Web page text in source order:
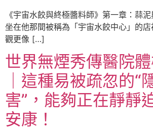
《宇宙水餃與終極醬料師》第一章：蒜
坐在他那間被稱為「宇宙水餃中心」的
觀更像 […]
世界無煙秀傳醫院
｜這種易被疏忽的“
害”，能夠正在靜靜
安康！